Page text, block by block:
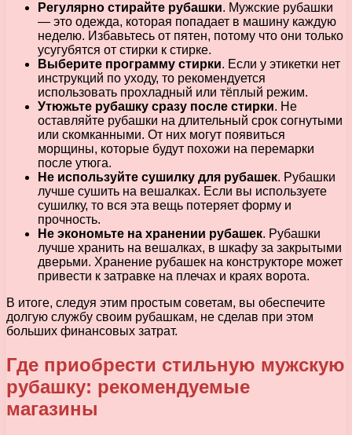
Регулярно стирайте рубашки. Мужские рубашки
— это одежда, которая попадает в машину каждую
неделю. Избавьтесь от пятен, потому что они только
усугубятся от стирки к стирке.
Выберите программу стирки. Если у этикетки нет
инструкций по уходу, то рекомендуется
использовать прохладный или тёплый режим.
Утюжьте рубашку сразу после стирки. Не
оставляйте рубашки на длительный срок согнутыми
или скомканными. От них могут появиться
морщины, которые будут похожи на перемарки
после утюга.
Не используйте сушилку для рубашек. Рубашки
лучше сушить на вешалках. Если вы используете
сушилку, то вся эта вещь потеряет форму и
прочность.
Не экономьте на хранении рубашек. Рубашки
лучше хранить на вешалках, в шкафу за закрытыми
дверьми. Хранение рубашек на конструкторе может
привести к затравке на плечах и краях ворота.
В итоге, следуя этим простым советам, вы обеспечите
долгую службу своим рубашкам, не сделав при этом
больших финансовых затрат.
Где приобрести стильную мужскую
рубашку: рекомендуемые
магазины